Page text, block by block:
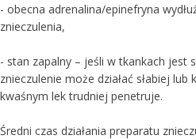
- obecna adrenalina/epinefryna
znieczulenia,
- stan zapalny – jeśli w tkankach jest
znieczulenie może działać słabiej
kwaśnym lek trudniej penetruje.
Średni czas działania preparatu